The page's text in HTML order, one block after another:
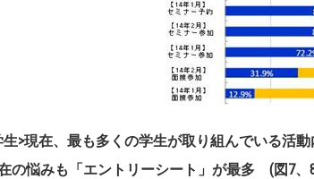
>現在、最も多くの学生が取り組んでいる活動
悩みも「エントリーシート」が最多 (図7、